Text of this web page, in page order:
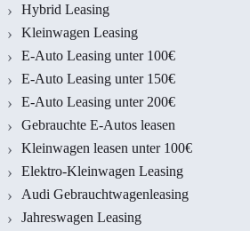
Hybrid Leasing
Kleinwagen Leasing
E-Auto Leasing unter 100€
E-Auto Leasing unter 150€
E-Auto Leasing unter 200€
Gebrauchte E-Autos leasen
Kleinwagen leasen unter 100€
Elektro-Kleinwagen Leasing
Audi Gebrauchtwagenleasing
Jahreswagen Leasing